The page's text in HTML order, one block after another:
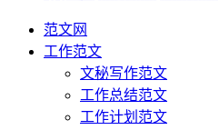
范文网
工作范文
文秘写作范文
工作总结范文
工作计划范文